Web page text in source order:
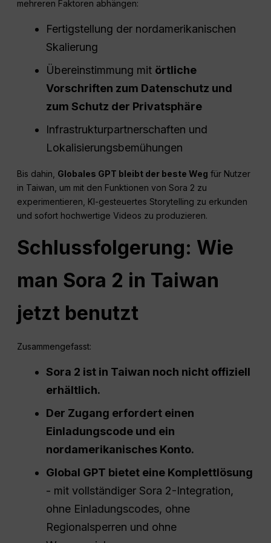
mehreren Faktoren abhängen:
Fertigstellung der nordamerikanischen
Skalierung
Übereinstimmung mit örtliche
Vorschriften zum Datenschutz und
zum Schutz der Privatsphäre
Infrastrukturpartnerschaften und
Lokalisierungsbemühungen
Bis dahin, Globales GPT bleibt der beste Weg für Nutzer
in Taiwan, um mit den Funktionen von Sora 2 zu
experimentieren, KI-gesteuertes Storytelling zu erkunden
und sofort hochwertige Videos zu produzieren.
Schlussfolgerung: Wie
man Sora 2 in Taiwan
jetzt benutzt
Zusammengefasst:
Sora 2 ist in Taiwan noch nicht offiziell
erhältlich.
Der Zugang erfordert einen
Einladungscode und ein
nordamerikanisches Konto.
Global GPT bietet eine Komplettlösung
- mit vollständiger Sora 2-Integration,
ohne Einladungscodes, ohne
Regionalsperren und ohne